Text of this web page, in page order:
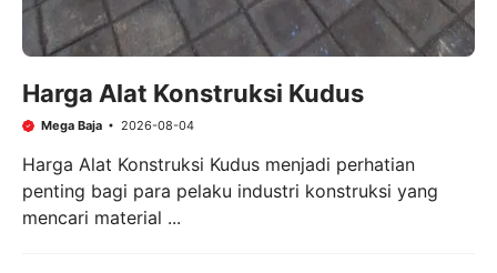
Harga Alat Konstruksi Kudus
Mega Baja 2026-08-04
Harga Alat Konstruksi Kudus menjadi perhatian
penting bagi para pelaku industri konstruksi yang
mencari material ...